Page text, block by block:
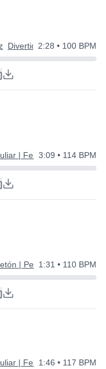
Divertido2:28 • 100 BPM
| Feliz3:09 • 114 BPM
| Peculiar | Feliz
1:31 • 110 BPM
| Feliz1:46 • 117 BPM